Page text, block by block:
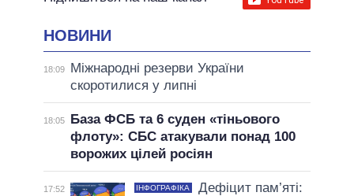
НОВИНИ
18:09
Міжнародні резерви України
скоротилися у липні
18:05
База ФСБ та 6 суден «тіньового
флоту»: СБС атакували понад 100
ворожих цілей росіян
17:52 ІНФОГРАФІКА
Дефіцит пам’яті: